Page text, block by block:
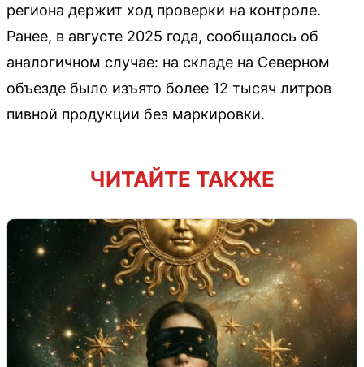
региона держит ход проверки на контроле.
Ранее, в августе 2025 года, сообщалось об
аналогичном случае: на складе на Северном
объезде было изъято более 12 тысяч литров
пивной продукции без маркировки.
ЧИТАЙТЕ ТАКЖЕ